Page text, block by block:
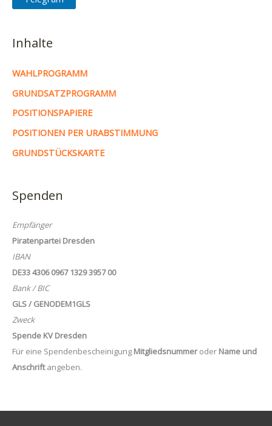
Inhalte
WAHLPROGRAMM
GRUNDSATZPROGRAMM
POSITIONSPAPIERE
POSITIONEN PER URABSTIMMUNG
GRUNDSTÜCKSKARTE
Spenden
Empfänger
Piratenpartei Dresden
IBAN
DE33 4306 0967 1329 3957 00
Bank / BIC
GLS / GENODEM1GLS
Zweck
Spende KV Dresden
Für eine Spendenbescheinigung Mitgliedsnummeroder Name und
Anschriftangeben.